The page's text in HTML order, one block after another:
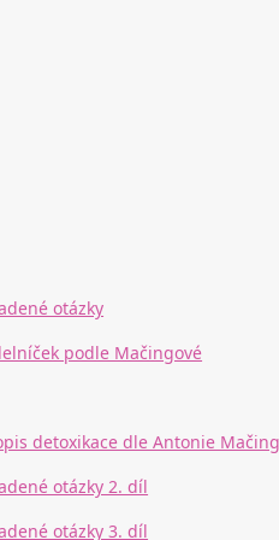
otázky
podle Mačingové
detoxikace dle Antonie
otázky 2. díl
otázky 3. díl